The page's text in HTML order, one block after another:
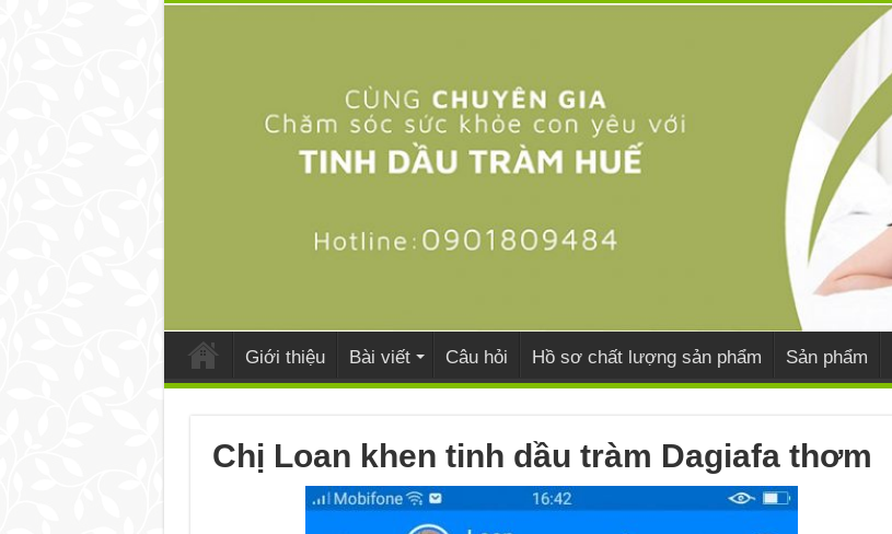
Giới thiệu Bài viết Câu hỏi Hồ sơ chất lượng sản phẩm Sản phẩm
Chị Loan khen tinh dầu tràm Dagiafa thơm